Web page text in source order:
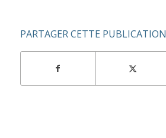
PARTAGER CETTE PUBLICATION